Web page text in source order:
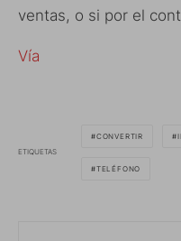
ventas, o si por el
Vía
ETIQUETAS
CONVERTIR
TELÉFONO